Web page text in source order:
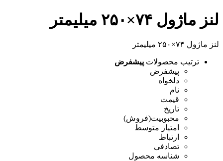
لنز ماژول ۷۴×۲۵۰ میلیمتر
لنز ماژول ۷۴×۲۵۰ میلیمتر
ترتیب محصولات پیشفرض
پیشفرض
دلخواه
نام
قیمت
تاریخ
محبوبیت(فروش)
امتیاز متوسط
ارتباط
تصادفی
شناسه محصول